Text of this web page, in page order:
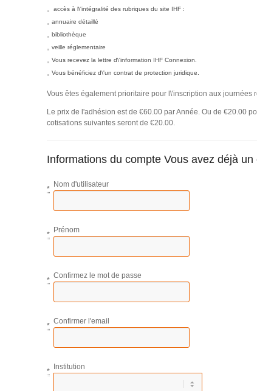
accès à l\'intégralité des rubriques du site IHF :
annuaire détaillé
bibliothèque
veille réglementaire
Vous recevez la lettre d\'information IHF Connexion.
Vous bénéficiez d\'un contrat de protection juridique.
Vous êtes également prioritaire pour l\'inscription aux journées
Le prix de l'adhésion est de €60.00 par Année. Ou de €20.00
cotisations suivantes seront de €20.00.
Informations du compte Vous avez déjà un
Nom d'utilisateur
*
Prénom
*
Confirmez le mot de passe
*
Confirmer l'email
*
Institution
*